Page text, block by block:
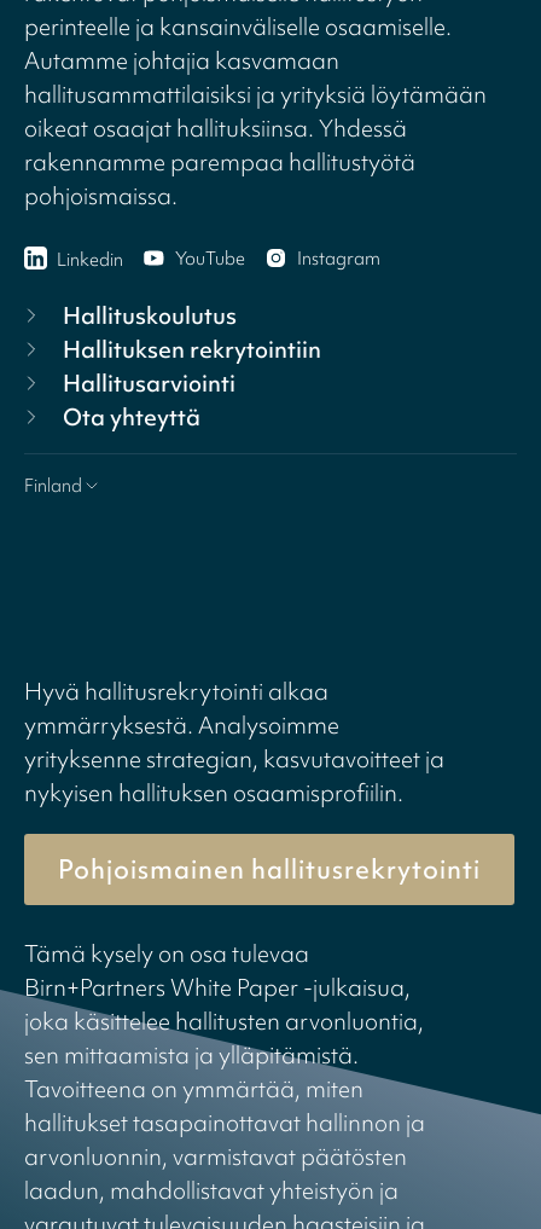
perinteelle ja kansainväliselle osaamiselle.
Autamme johtajia kasvamaan
hallitusammattilaisiksi ja yrityksiä löytämään
oikeat osaajat hallituksiinsa. Yhdessä
rakennamme parempaa hallitustyötä
pohjoismaissa.
Linkedin YouTube Instagram
Hallituskoulutus
Hallituksen rekrytointiin
Hallitusarviointi
Ota yhteyttä
Finland
Hyvä hallitusrekrytointi alkaa
ymmärryksestä. Analysoimme
yrityksenne strategian, kasvutavoitteet ja
nykyisen hallituksen osaamisprofiilin.
Pohjoismainen hallitusrekrytointi
Tämä kysely on osa tulevaa
Birn+Partners White Paper -julkaisua,
joka käsittelee hallitusten arvonluontia,
sen mittaamista ja ylläpitämistä.
Tavoitteena on ymmärtää, miten
hallitukset tasapainottavat hallinnon ja
arvonluonnin, varmistavat päätösten
laadun, mahdollistavat yhteistyön ja